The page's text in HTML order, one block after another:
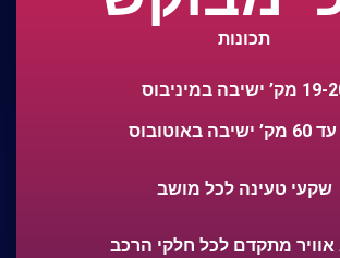
תכונות
ישיבה במיניבוס
שקעי טעינה לכל מושב
אוויר מתקדם לכל חלקי הרכב